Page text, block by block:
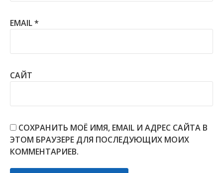
EMAIL*
САЙТ
СОХРАНИТЬ МОЁ ИМЯ, EMAIL И АДРЕС САЙТА В
ЭТОМ БРАУЗЕРЕ ДЛЯ ПОСЛЕДУЮЩИХ МОИХ
КОММЕНТАРИЕВ.